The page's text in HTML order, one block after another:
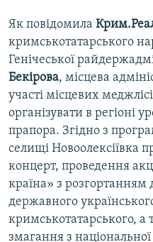
Як повідомила
кримськотатарського
Генічеської
Бекірова, місцева
участі місцевих
організувати в регіоні
прапора. Згідно з
селищі Новоолексіївка
концерт, проведення
країна» з розгортанням
державного
кримськотатарського, а
змагання з